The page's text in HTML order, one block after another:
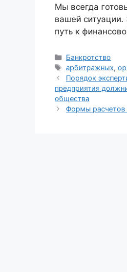
Мы всегда
вашей
путь к
Рубрики
Банкротство
Метки
арбитражных,
Порядок
предприятия
общества
Формы расчетов